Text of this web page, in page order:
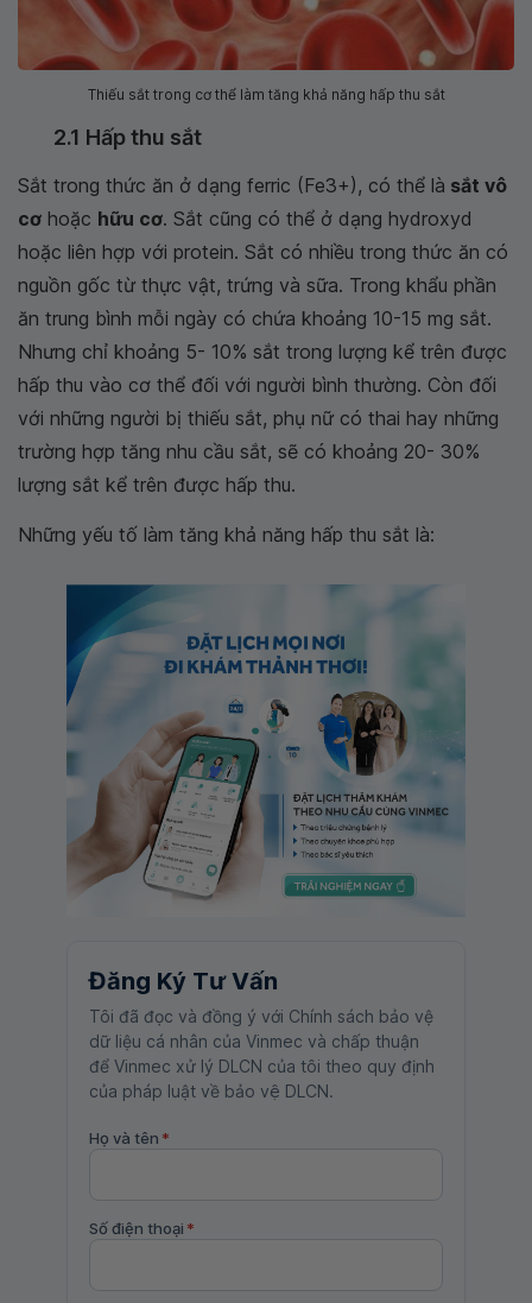
Thiếu sắt trong cơ thể làm tăng khả năng hấp thu sắt
2.1 Hấp thu sắt
Sắt trong thức ăn ở dạng ferric (Fe3+), có thể là sắt vô
cơ hoặc hữu cơ. Sắt cũng có thể ở dạng hydroxyd
hoặc liên hợp với protein. Sắt có nhiều trong thức ăn có
nguồn gốc từ thực vật, trứng và sữa. Trong khẩu phần
ăn trung bình mỗi ngày có chứa khoảng 10-15 mg sắt.
Nhưng chỉ khoảng 5- 10% sắt trong lượng kể trên được
hấp thu vào cơ thể đối với người bình thường. Còn đối
với những người bị thiếu sắt, phụ nữ có thai hay những
trường hợp tăng nhu cầu sắt, sẽ có khoảng 20- 30%
lượng sắt kể trên được hấp thu.
Những yếu tố làm tăng khả năng hấp thu sắt là:
Đăng Ký Tư Vấn
Tôi đã đọc và đồng ý với Chính sách bảo vệ
dữ liệu cá nhân của Vinmec và chấp thuận
để Vinmec xử lý DLCN của tôi theo quy định
của pháp luật về bảo vệ DLCN.
Họ và tên *
Số điện thoại *